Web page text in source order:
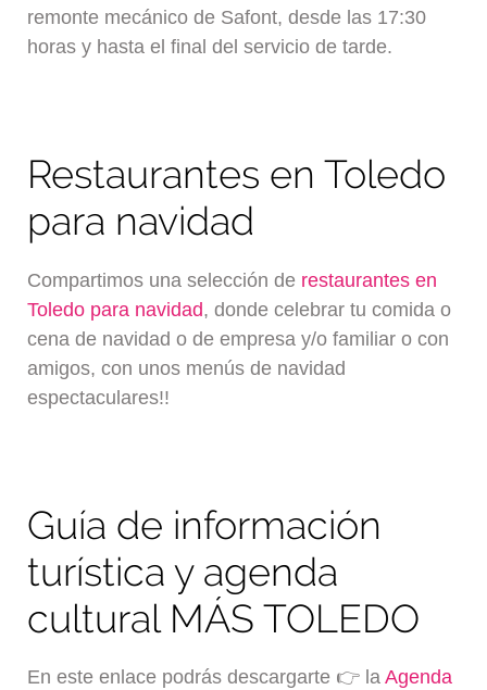
remonte mecánico de Safont, desde las 17:30
horas y hasta el final del servicio de tarde.
Restaurantes en Toledo
para navidad
Compartimos una selección de restaurantes en
Toledo para navidad, donde celebrar tu comida o
cena de navidad o de empresa y/o familiar o con
amigos, con unos menús de navidad
espectaculares!!
Guía de información
turística y agenda
cultural MÁS TOLEDO
En este enlace podrás descargarte 👉 laAgenda